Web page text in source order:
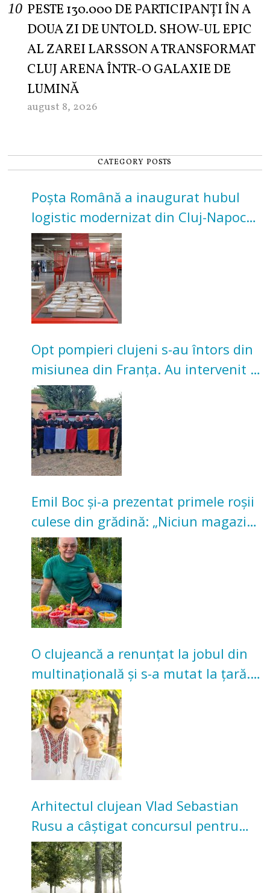
PESTE 130.000 DE PARTICIPANȚI ÎN A
DOUA ZI DE UNTOLD. SHOW-UL EPIC
AL ZAREI LARSSON A TRANSFORMAT
CLUJ ARENA ÎNTR-O GALAXIE DE
LUMINĂ
august 8, 2026
CATEGORY POSTS
Poșta Română a inaugurat hubul
logistic modernizat din Cluj-Napoca.
Investiție de 3 milioane de euro
Opt pompieri clujeni s-au întors din
misiunea din Franța. Au intervenit la
incendii de vegetație și pădure
Emil Boc și-a prezentat primele roșii
culese din grădină: „Niciun magazin
nu poate oferi această satisfacție”
O clujeancă a renunțat la jobul din
multinațională și s-a mutat la țară.
Acum cultivă legume în grădina
bunicilor
Arhitectul clujean Vlad Sebastian
Rusu a câștigat concursul pentru
transformarea Grădinii Casei
Universitarilor